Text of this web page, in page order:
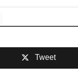
Tweet